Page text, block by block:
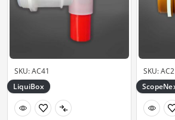
SKU: AC41
LiquiBox
SKU: